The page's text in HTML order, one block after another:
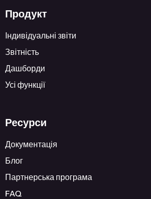
Продукт
Індивідуальні звіти
Звітність
Дашборди
Усі функції
Ресурси
Документація
Блог
Партнерська програма
FAQ